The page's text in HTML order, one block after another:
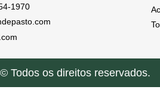
1970
Todos os direitos reservados.